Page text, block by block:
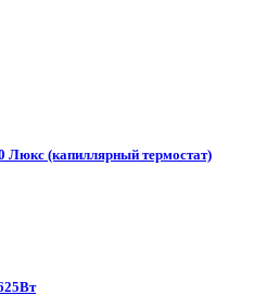
Люкс (капиллярный термостат)